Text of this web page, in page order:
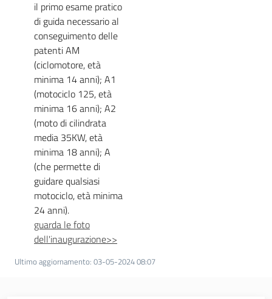
il primo esame pratico
di guida necessario al
conseguimento delle
patenti AM
(ciclomotore, età
minima 14 anni); A1
(motociclo 125, età
minima 16 anni); A2
(moto di cilindrata
media 35KW, età
minima 18 anni); A
(che permette di
guidare qualsiasi
motociclo, età minima
24 anni).
guarda le foto
dell'inaugurazione>>
Ultimo aggiornamento: 03-05-2024 08:07